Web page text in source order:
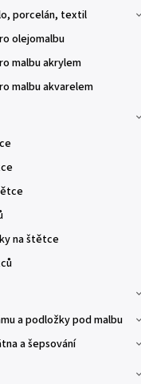
porcelán, textil
olejomalbu
malbu akrylem
malbu akvarelem
na štětce
a podložky pod malbu
a šepsování